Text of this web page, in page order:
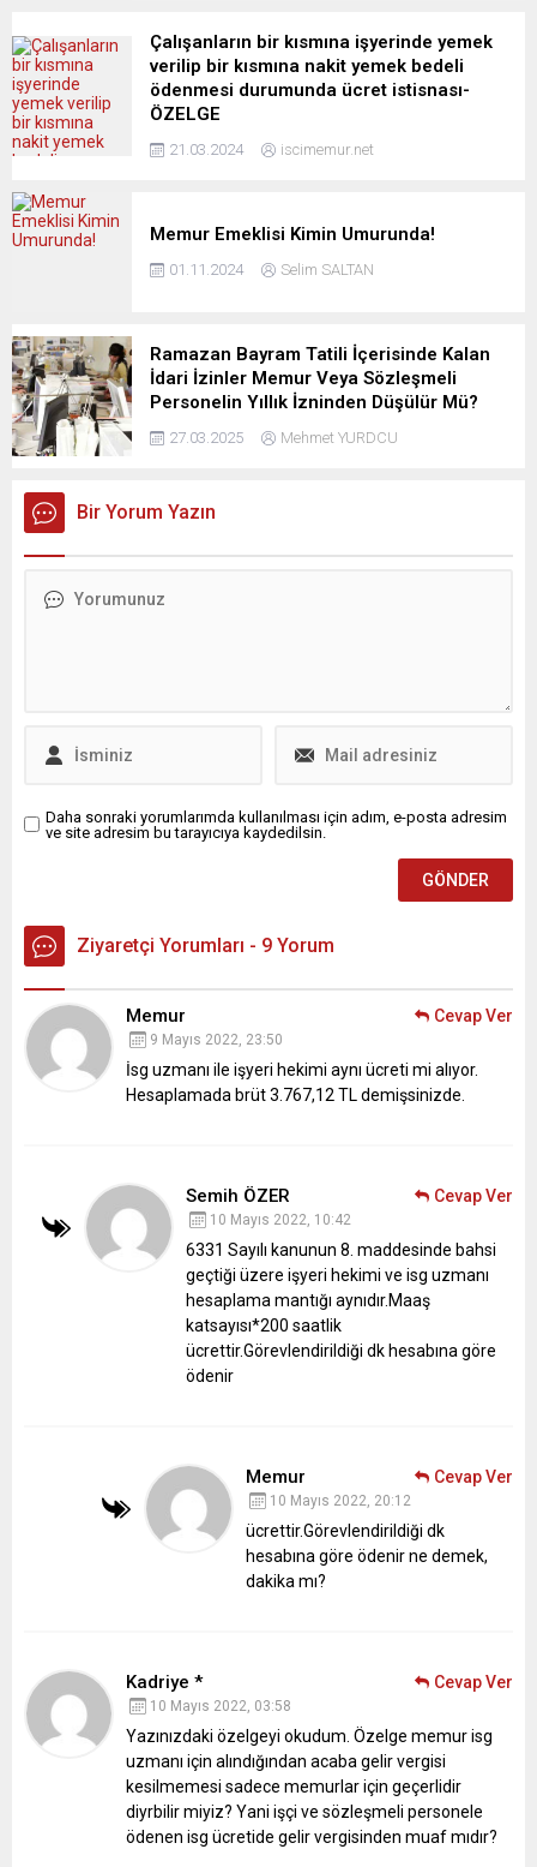
Çalışanların bir kısmına işyerinde yemek
verilip bir kısmına nakit yemek bedeli
ödenmesi durumunda ücret istisnası-
ÖZELGE
21.03.2024 iscimemur.net
Memur Emeklisi Kimin Umurunda!
01.11.2024 Selim SALTAN
Ramazan Bayram Tatili İçerisinde Kalan
İdari İzinler Memur Veya Sözleşmeli
Personelin Yıllık İzninden Düşülür Mü?
27.03.2025 Mehmet YURDCU
Bir Yorum Yazın
Daha sonraki yorumlarımda kullanılması için adım, e-posta adresim
ve site adresim bu tarayıcıya kaydedilsin.
Ziyaretçi Yorumları - 9 Yorum
Memur
9 Mayıs 2022, 23:50
İsg uzmanı ile işyeri hekimi aynı ücreti mi alıyor.
Hesaplamada brüt 3.767,12 TL demişsinizde.
Cevap Ver
Semih ÖZER
10 Mayıs 2022, 10:42
6331 Sayılı kanunun 8. maddesinde bahsi
geçtiği üzere işyeri hekimi ve isg uzmanı
hesaplama mantığı aynıdır.Maaş
katsayısı*200 saatlik
ücrettir.Görevlendirildiği dk hesabına göre
ödenir
Cevap Ver
Memur
10 Mayıs 2022, 20:12
ücrettir.Görevlendirildiği dk
hesabına göre ödenir ne demek,
dakika mı?
Cevap Ver
Kadriye *
10 Mayıs 2022, 03:58
Yazınızdaki özelgeyi okudum. Özelge memur isg
uzmanı için alındığından acaba gelir vergisi
kesilmemesi sadece memurlar için geçerlidir
diyrbilir miyiz? Yani işçi ve sözleşmeli personele
ödenen isg ücretide gelir vergisinden muaf mıdır?
Cevap Ver